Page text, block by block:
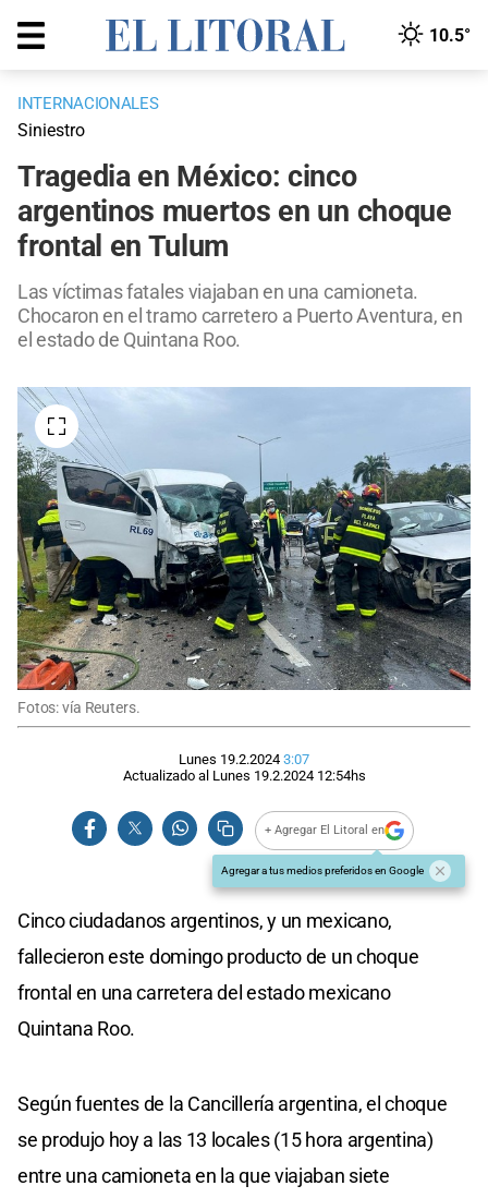
10.5°
INTERNACIONALES
Siniestro
Tragedia en México: cinco
argentinos muertos en un choque
frontal en Tulum
Las víctimas fatales viajaban en una camioneta.
Chocaron en el tramo carretero a Puerto Aventura, en
el estado de Quintana Roo.
Fotos: vía Reuters.
Lunes 19.2.2024 3:07
Actualizado al Lunes 19.2.2024 12:54hs
+ Agregar El Litoral en
Agregar a tus medios preferidos en Google
Cinco ciudadanos argentinos, y un mexicano,
fallecieron este domingo producto de un choque
frontal en una carretera del estado mexicano
Quintana Roo.
Según fuentes de la Cancillería argentina, el choque
se produjo hoy a las 13 locales (15 hora argentina)
entre una camioneta en la que viajaban siete